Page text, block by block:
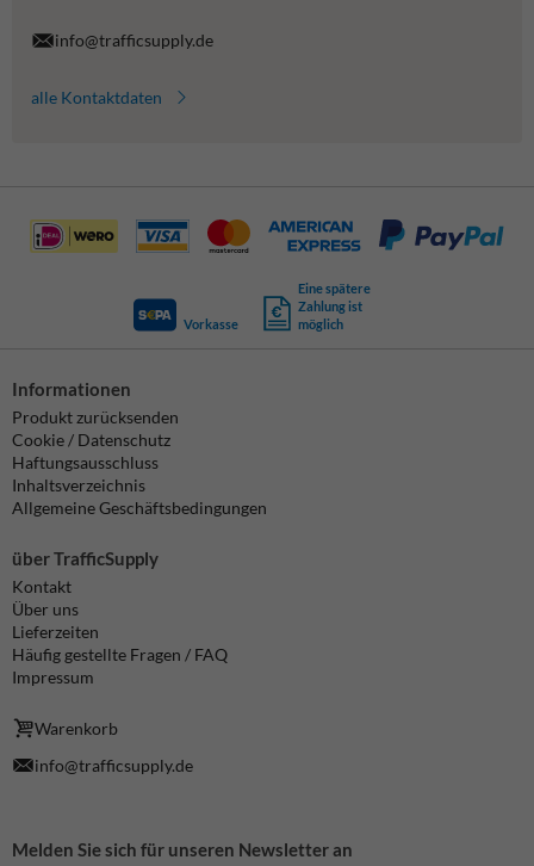
info@trafficsupply.de
alle Kontaktdaten
Vorkasse
Eine spätere
Zahlung ist
möglich
Informationen
Produkt zurücksenden
Cookie / Datenschutz
Haftungsausschluss
Inhaltsverzeichnis
Allgemeine Geschäftsbedingungen
über TrafficSupply
Kontakt
Über uns
Lieferzeiten
Häufig gestellte Fragen / FAQ
Impressum
Warenkorb
info@trafficsupply.de
Melden Sie sich für unseren Newsletter an